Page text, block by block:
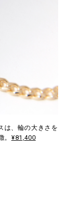
は、輪の大きさを
¥81,400